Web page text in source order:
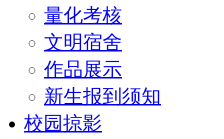
量化考核
文明宿舍
作品展示
新生报到须知
校园掠影